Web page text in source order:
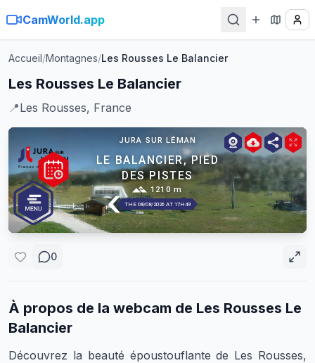
CamWorld.app
Accueil/Montagnes/Les Rousses Le Balancier
Les Rousses Le Balancier
📍Les Rousses, France
0
À propos de la webcam de Les Rousses Le
Balancier
Découvrez la beauté époustouflante de Les Rousses,